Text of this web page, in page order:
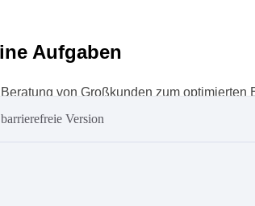
barrierefreie Version